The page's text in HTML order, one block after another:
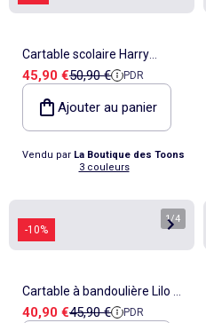
Cartable scolaire Harry
Potter 38 cm primaire bleu et
rose 2 compartiments
Prix de vente
45,90 €Prix de référence
50,90 € PDR
Ajouter au panier
Vendu par La Boutique des Toons
3 couleurs
-10%
1/4
Cartable à bandoulière Lilo et
Stitch 41 cm motif Stitch
Prix de vente
40,90 €Prix de référence
45,90 € PDR